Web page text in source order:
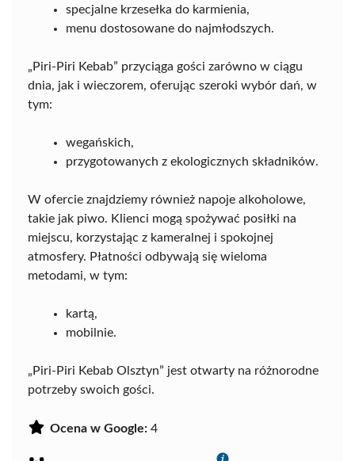
specjalne krzesełka do karmienia,
menu dostosowane do najmłodszych.
„Piri-Piri Kebab” przyciąga gości zarówno w ciągu
dnia, jak i wieczorem, oferując szeroki wybór dań, w
tym:
wegańskich,
przygotowanych z ekologicznych składników.
W ofercie znajdziemy również napoje alkoholowe,
takie jak piwo. Klienci mogą spożywać posiłki na
miejscu, korzystając z kameralnej i spokojnej
atmosfery. Płatności odbywają się wieloma
metodami, w tym:
kartą,
mobilnie.
„Piri-Piri Kebab Olsztyn” jest otwarty na różnorodne
potrzeby swoich gości.
Ocena w Google: 4